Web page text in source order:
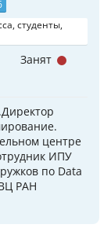
студенты,
центре
ИПУ
по Data
РАН
Занят